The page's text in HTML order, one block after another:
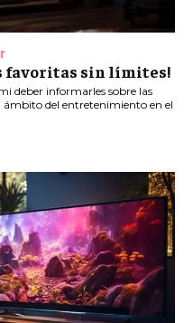
favoritas sin límites!
deber informarles sobre las
ámbito del entretenimiento en el